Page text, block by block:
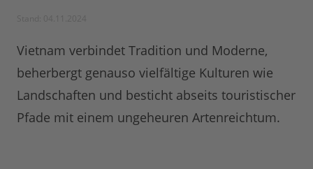
Vietnam verbindet Tradition und Moderne,
beherbergt genauso vielfältige Kulturen wie
Landschaften und besticht abseits touristischer
Pfade mit einem ungeheuren Artenreichtum.